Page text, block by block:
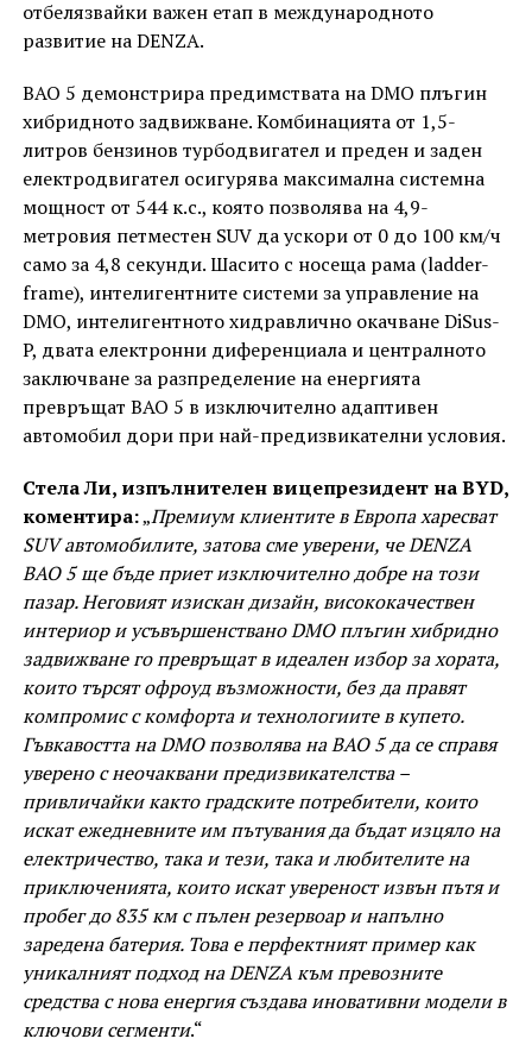
отбелязвайки важен етап в международното
развитие на DENZA.
BAO 5 демонстрира предимствата на DMO плъгин
хибридното задвижване. Комбинацията от 1,5-
литров бензинов турбодвигател и преден и заден
електродвигател осигурява максимална системна
мощност от 544 к.с., която позволява на 4,9-
метровия петместен SUV да ускори от 0 до 100 км/ч
само за 4,8 секунди. Шасито с носеща рама (ladder-
frame), интелигентните системи за управление на
DMO, интелигентното хидравлично окачване DiSus-
P, двата електронни диференциала и централното
заключване за разпределение на енергията
превръщат BAO 5 в изключително адаптивен
автомобил дори при най-предизвикателни условия.
Стела Ли, изпълнителен вицепрезидент на BYD,
коментира:„Премиум клиентите в Европа харесват
SUV автомобилите, затова сме уверени, че DENZA
BAO 5 ще бъде приет изключително добре на този
пазар. Неговият изискан дизайн, висококачествен
интериор и усъвършенствано DMO плъгин хибридно
задвижване го превръщат в идеален избор за хората,
които търсят офроуд възможности, без да правят
компромис с комфорта и технологиите в купето.
Гъвкавостта на DMO позволява на BAO 5 да се справя
уверено с неочаквани предизвикателства –
привличайки както градските потребители, които
искат ежедневните им пътувания да бъдат изцяло на
електричество, така и тези, така и любителите на
приключенията, които искат увереност извън пътя и
пробег до 835 км с пълен резервоар и напълно
заредена батерия. Това е перфектният пример как
уникалният подход на DENZA към превозните
средства с нова енергия създава иновативни модели в
ключови сегменти.“